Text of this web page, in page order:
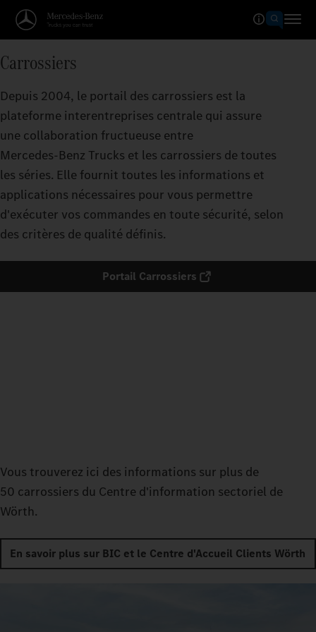
Carrossiers
Depuis 2004, le portail des carrossiers est la
plateforme interentreprises centrale qui assure
une collaboration fructueuse entre
Mercedes‑Benz Trucks et les carrossiers de toutes
les séries. Elle fournit toutes les informations et
applications nécessaires pour vous permettre
d'exécuter vos commandes en toute sécurité, selon
des critères de qualité définis.
Portail Carrossiers
Vous trouverez ici des informations sur plus de
50 carrossiers du Centre d'information sectoriel de
Wörth.
En savoir plus sur BIC et le Centre d'Accueil Clients Wörth